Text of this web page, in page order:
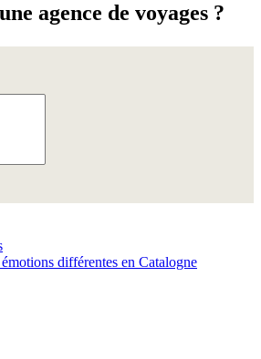
agence de voyages ?